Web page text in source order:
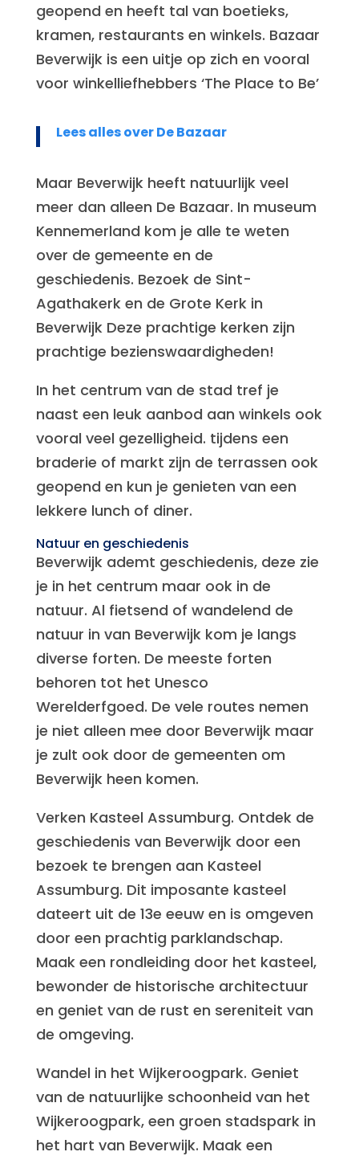
geopend en heeft tal van boetieks,
kramen, restaurants en winkels. Bazaar
Beverwijk is een uitje op zich en vooral
voor winkelliefhebbers ‘The Place to Be’
Lees alles over De Bazaar
Maar Beverwijk heeft natuurlijk veel
meer dan alleen De Bazaar. In museum
Kennemerland kom je alle te weten
over de gemeente en de
geschiedenis. Bezoek de Sint-
Agathakerk en de Grote Kerk in
Beverwijk Deze prachtige kerken zijn
prachtige bezienswaardigheden!
In het centrum van de stad tref je
naast een leuk aanbod aan winkels ook
vooral veel gezelligheid. tijdens een
braderie of markt zijn de terrassen ook
geopend en kun je genieten van een
lekkere lunch of diner.
Natuur en geschiedenis
Beverwijk ademt geschiedenis, deze zie
je in het centrum maar ook in de
natuur. Al fietsend of wandelend de
natuur in van Beverwijk kom je langs
diverse forten. De meeste forten
behoren tot het Unesco
Werelderfgoed. De vele routes nemen
je niet alleen mee door Beverwijk maar
je zult ook door de gemeenten om
Beverwijk heen komen.
Verken Kasteel Assumburg. Ontdek de
geschiedenis van Beverwijk door een
bezoek te brengen aan Kasteel
Assumburg. Dit imposante kasteel
dateert uit de 13e eeuw en is omgeven
door een prachtig parklandschap.
Maak een rondleiding door het kasteel,
bewonder de historische architectuur
en geniet van de rust en sereniteit van
de omgeving.
Wandel in het Wijkeroogpark. Geniet
van de natuurlijke schoonheid van het
Wijkeroogpark, een groen stadspark in
het hart van Beverwijk. Maak een